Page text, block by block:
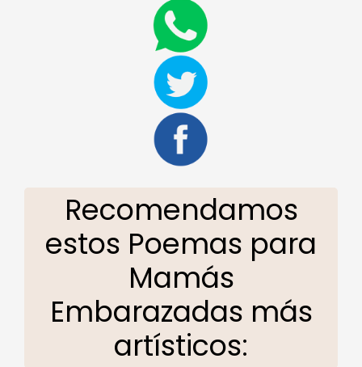
Recomendamos
estos Poemas para
Mamás
Embarazadas más
artísticos: